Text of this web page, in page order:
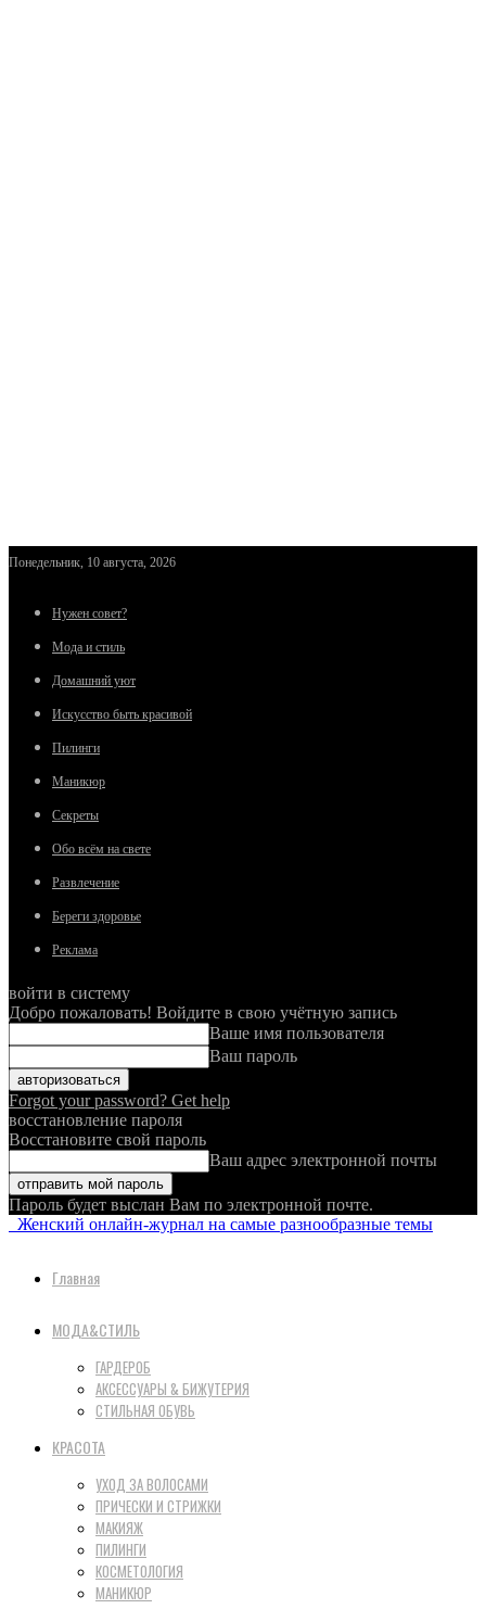
Понедельник, 10 августа, 2026
Нужен совет?
Мода и стиль
Домашний уют
Искусство быть красивой
Пилинги
Маникюр
Секреты
Обо всём на свете
Развлечение
Береги здоровье
Реклама
войти в систему
Добро пожаловать! Войдите в свою учётную запись
Ваше имя пользователя
Ваш пароль
Forgot your password? Get help
восстановление пароля
Восстановите свой пароль
Ваш адрес электронной почты
Пароль будет выслан Вам по электронной почте.
Женский онлайн-журнал на самые разнообразные темы
Главная
МОДА&СТИЛЬ
ГАРДЕРОБ
АКСЕССУАРЫ & БИЖУТЕРИЯ
СТИЛЬНАЯ ОБУВЬ
КРАСОТА
УХОД ЗА ВОЛОСАМИ
ПРИЧЕСКИ И СТРИЖКИ
МАКИЯЖ
ПИЛИНГИ
КОСМЕТОЛОГИЯ
МАНИКЮР